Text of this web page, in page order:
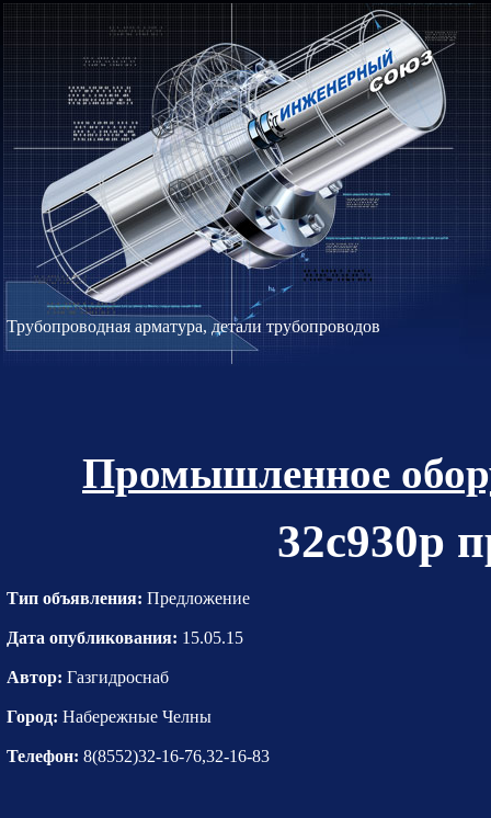
Трубопроводная арматура, детали трубопроводов
Промышленное
32с930р
Тип объявления: Предложение
Дата опубликования: 15.05.15
Автор: Газгидроснаб
Город: Набережные Челны
Телефон: 8(8552)32-16-76,32-16-83